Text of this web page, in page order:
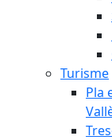
Turisme
Pla